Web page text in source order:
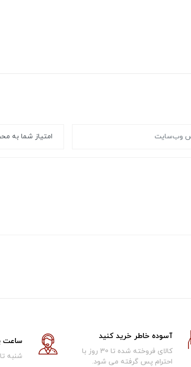
آسوده خاطر خرید کنید
کالای فروخته شده تا 30 روز با
احترام پس گرفته می شود.
ساعت
شنبه تا